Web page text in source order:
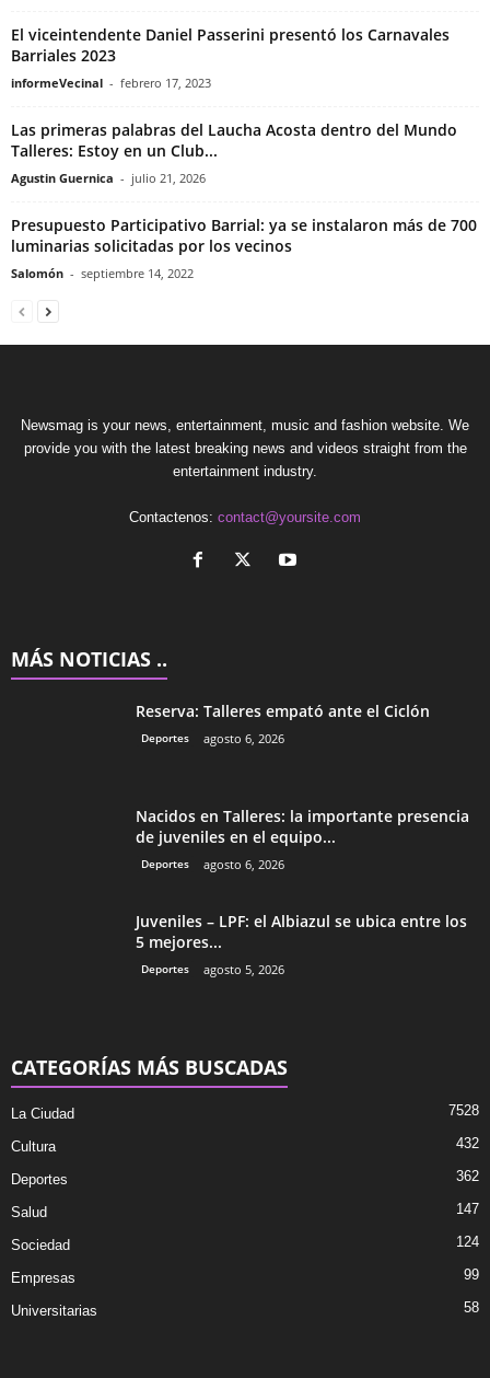
El viceintendente Daniel Passerini presentó los Carnavales
Barriales 2023
informeVecinal - febrero 17, 2023
Las primeras palabras del Laucha Acosta dentro del Mundo
Talleres: Estoy en un Club...
Agustin Guernica - julio 21, 2026
Presupuesto Participativo Barrial: ya se instalaron más de 700
luminarias solicitadas por los vecinos
Salomón - septiembre 14, 2022
Newsmag is your news, entertainment, music and fashion website. We
provide you with the latest breaking news and videos straight from the
entertainment industry.
Contactenos: contact@yoursite.com
MÁS NOTICIAS ..
Reserva: Talleres empató ante el Ciclón
Deportes agosto 6, 2026
Nacidos en Talleres: la importante presencia
de juveniles en el equipo...
Deportes agosto 6, 2026
Juveniles – LPF: el Albiazul se ubica entre los
5 mejores...
Deportes agosto 5, 2026
CATEGORÍAS MÁS BUSCADAS
La Ciudad 7528
Cultura 432
Deportes 362
Salud 147
Sociedad 124
Empresas 99
Universitarias 58